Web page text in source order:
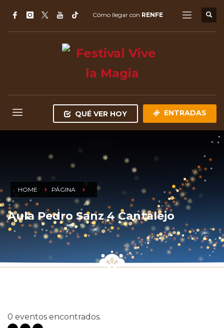
Cómo llegar con RENFE
QUÉ VER HOY ENTRADAS
HOME PÁGINA
Aula Pedro Sanz 4 Cantalejo
0 eventos encontrados.